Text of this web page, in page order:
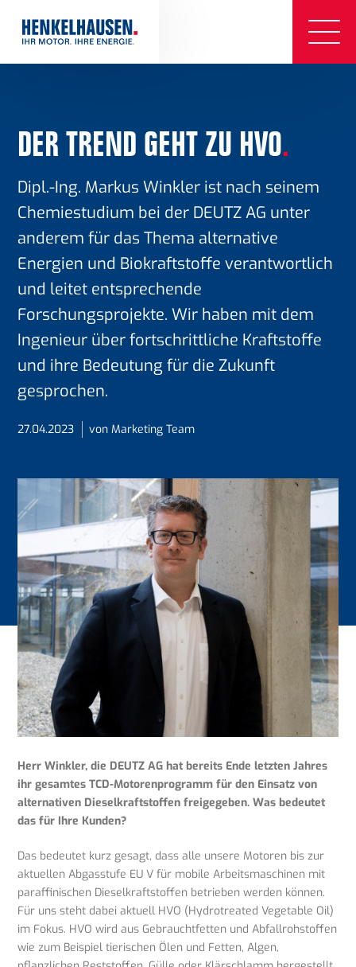
DER TREND GEHT ZU HVO.
Dipl.-Ing. Markus Winkler ist nach seinem
Chemiestudium bei der DEUTZ AG unter
anderem für das Thema alternative
Energien und Biokraftstoffe verantwortlich
und leitet entsprechende
Forschungsprojekte. Wir haben mit dem
Ingenieur über fortschrittliche Kraftstoffe
und ihre Bedeutung für die Zukunft
gesprochen.
27.04.2023 von Marketing Team
Herr Winkler, die DEUTZ AG hat bereits Ende letzten Jahres
ihr gesamtes TCD-Motorenprogramm für den Einsatz von
alternativen Dieselkraftstoffen freigegeben. Was bedeutet
das für Ihre Kunden?
Das bedeutet kurz gesagt, dass alle unsere Motoren bis zur
aktuellen Abgasstufe EU V für mobile Arbeitsmaschinen mit
paraffinischen Dieselkraftstoffen betrieben werden können.
Für uns steht dabei aktuell HVO (Hydrotreated Vegetable Oil)
im Fokus. HVO wird aus Gebrauchtfetten und Abfallrohstoffen
wie zum Beispiel tierischen Ölen und Fetten, Algen,